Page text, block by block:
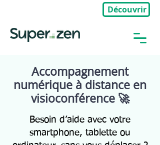
Découvrir
Accompagnement
numérique à distance en
visioconférence 🚀
Besoin d’aide avec votre
smartphone, tablette ou